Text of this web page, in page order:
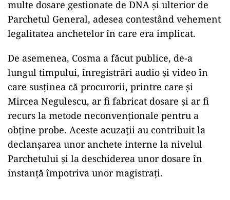
multe dosare gestionate de DNA și ulterior de
Parchetul General, adesea contestând vehement
legalitatea anchetelor în care era implicat.
De asemenea, Cosma a făcut publice, de-a
lungul timpului, înregistrări audio și video în
care susținea că procurorii, printre care și
Mircea Negulescu, ar fi fabricat dosare și ar fi
recurs la metode neconvenționale pentru a
obține probe. Aceste acuzații au contribuit la
declanșarea unor anchete interne la nivelul
Parchetului și la deschiderea unor dosare în
instanță împotriva unor magistrați.